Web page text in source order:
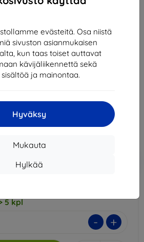
evästeitä. Osa niistä
sivuston asianmukaisen
kun taas toiset auttavat
kävijäliikennettä sekä
ja mainontaa.
Hyväksy
Mukauta
Hylkää
Redmi 9T Fullscreen Foil
ja tekniset tiedot
5 kpl
- +